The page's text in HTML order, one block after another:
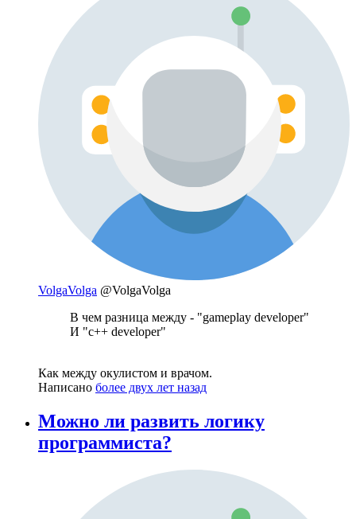
VolgaVolga @VolgaVolga
В чем разница между - "gameplay developer"
И "c++ developer"
Как между окулистом и врачом.
Написано более двух лет назад
Можно ли развить логику
программиста?